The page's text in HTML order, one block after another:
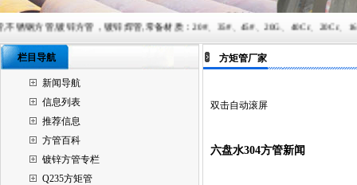
方管,镀锌方管，镀锌焊管,常备材质：20#、35#、45#、20G、40Cr、20Cr、
栏目导航
新闻导航
信息列表
推荐信息
方管百科
镀锌方管专栏
Q235方矩管
方矩管厂家
双击自动滚屏
六盘水304方管新闻